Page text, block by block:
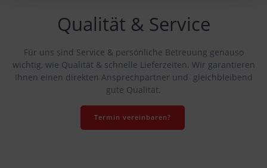
Qualität & Service
Für uns sind Service & persönliche Betreuung genauso
wichtig, wie Qualität & schnelle Lieferzeiten. Wir garantieren
Ihnen einen direkten Ansprechpartner und gleichbleibend
gute Qualität.
Termin vereinbaren?